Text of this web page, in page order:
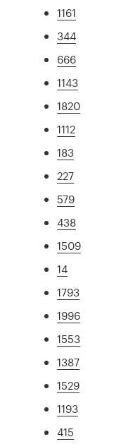
1161
344
666
1143
1820
1112
183
227
579
438
1509
14
1793
1996
1553
1387
1529
1193
415